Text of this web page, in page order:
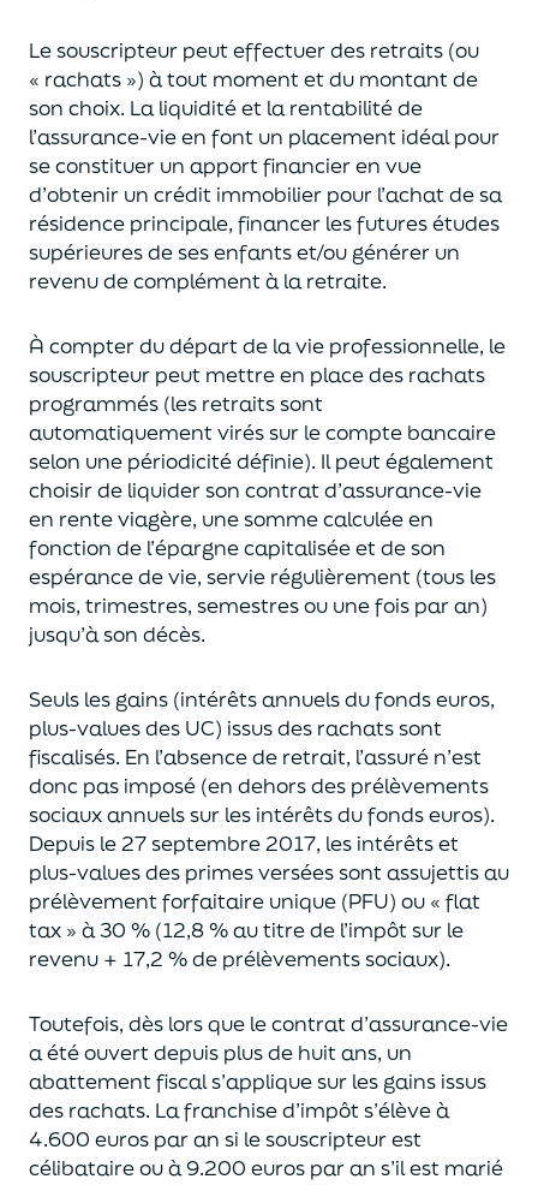
Le souscripteur peut effectuer des retraits (ou
« rachats ») à tout moment et du montant de
son choix. Laliquiditéet la rentabilité de
l’assurance-vie en font un placement idéal pour
se constituer un apport financier en vue
d’obtenir un crédit immobilier pour l’achat desa
résidence principale, financer les futures études
supérieures de ses enfantset/ou générer un
revenu de complément à la retraite.
À compter du départ de la vie professionnelle, le
souscripteur peut mettre en place des rachats
programmés (les retraits sont
automatiquement virés sur le compte bancaire
selon une périodicité définie). Il peut également
choisirde liquider son contrat d’assurance-vie
en rente viagère, une somme calculée en
fonction de l’épargne capitalisée et deson
espérance de vie, servie régulièrement (tous les
mois, trimestres, semestres ou une fois par an)
jusqu’à son décès.
Seuls les gains (intérêts annuels du fonds euros,
plus-values des UC) issus des rachats sont
fiscalisés. En l’absence de retrait, l’assuré n’est
donc pas imposé (en dehors des prélèvements
sociaux annuels sur les intérêts du fonds euros).
Depuis le 27 septembre 2017, les intérêts et
plus-values des primes verséessont assujettis au
prélèvement forfaitaire unique (PFU) ou « flat
tax » à 30 % (12,8 % au titre de l’impôt sur le
revenu + 17,2 % de prélèvements sociaux).
Toutefois, dès lors que le contrat d’assurance-vie
a été ouvert depuis plus de huit ans, un
abattement fiscal s’applique sur les gains issus
des rachats. La franchise d’impôts’élève à
4.600 euros par an si le souscripteurest
célibataire ou à 9.200 euros par an s’il est marié